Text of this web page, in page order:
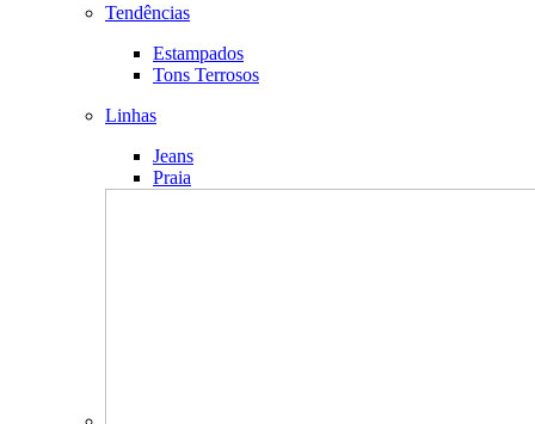
Tendências
Estampados
Tons Terrosos
Linhas
Jeans
Praia